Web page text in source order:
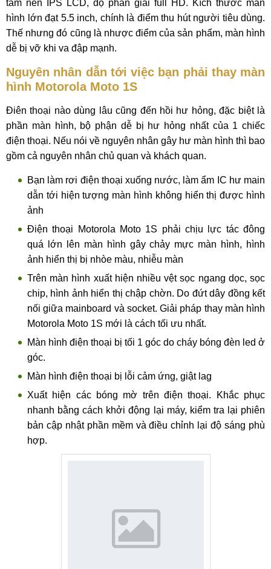
tấm nền IPS LCD, độ phân giải full HD. Kích thước màn
hình lớn đạt 5.5 inch, chính là điểm thu hút người tiêu dùng.
Thế nhưng đó cũng là nhược điểm của sản phẩm, màn hình
dễ bị vỡ khi va đập mạnh.
Nguyên nhân dẫn tới việc bạn phải thay màn
hình Motorola Moto 1S
Điên thoại nào dùng lâu cũng đến hồi hư hỏng, đặc biệt là
phần màn hình, bộ phận dễ bị hư hỏng nhất của 1 chiếc
điện thoại. Nếu nói về nguyên nhân gây hư màn hình thì bao
gồm cả nguyên nhân chủ quan và khách quan.
Bạn làm rơi điện thoại xuống nước, làm ẩm IC hư main
dẫn tới hiện tượng màn hình không hiển thị được hình
ảnh
Điện thoại Motorola Moto 1S phải chịu lực tác đông
quá lớn lên màn hình gây chảy mực màn hình, hình
ảnh hiển thị bị nhòe màu, nhiễu màn
Trên màn hình xuất hiện nhiều vệt sọc ngang dọc, sọc
chip, hình ảnh hiển thị chập chờn. Do đứt dây đồng kết
nối giữa mainboard và socket. Giải pháp thay màn hình
Motorola Moto 1S mới là cách tối ưu nhất.
Màn hình điện thoại bị tối 1 góc do cháy bóng đèn led ở
góc.
Màn hình điện thoại bị lỗi cảm ứng, giật lag
Xuất hiện các bóng mờ trên điện thoại. Khắc phục
nhanh bằng cách khởi động lại máy, kiểm tra lại phiên
bản cập nhật phần mềm và điều chỉnh lại độ sáng phù
hợp.